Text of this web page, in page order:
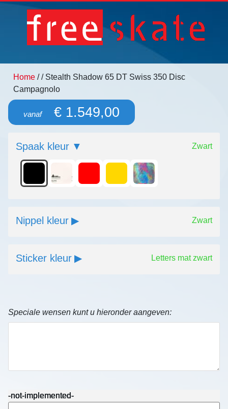
Home // Stealth Shadow 65 DT Swiss 350 Disc
Campagnolo
vanaf€ 1.549,00
Spaak kleur Zwart
Nippel kleur Zwart
Sticker kleur Letters mat zwart
Speciale wensen kunt u hieronder aangeven:
-not-implemented-
-not-implemented-
-not-implemented-
-not-implemented-